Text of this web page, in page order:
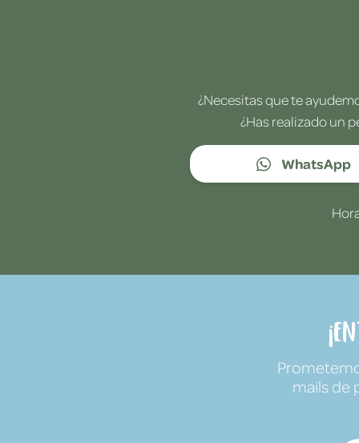
¿Necesitas que te
¿Has realizado un
WhatsApp
mails de